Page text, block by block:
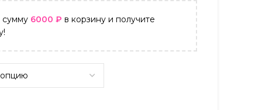
сумму 6000 ₽ в корзину и получите